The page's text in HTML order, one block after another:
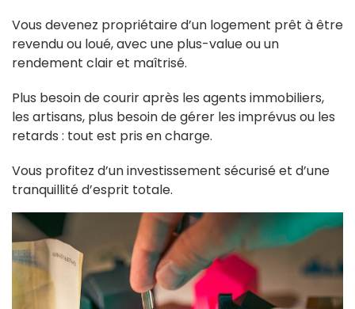
Vous devenez propriétaire d’un logement prêt à être
revendu ou loué, avec une plus-value ou un
rendement clair et maîtrisé.
Plus besoin de courir après les agents immobiliers,
les artisans, plus besoin de gérer les imprévus ou les
retards : tout est pris en charge.
Vous profitez d’un investissement sécurisé et d’une
tranquillité d’esprit totale.